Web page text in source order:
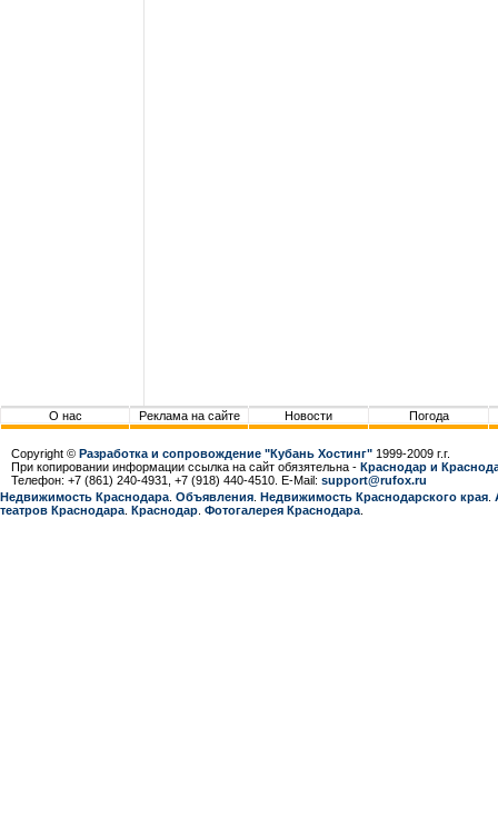
О нас Реклама на сайте Новости Погода
Copyright © Разработка и сопровождение "Кубань Хостинг" 1999-2009 г.г.
При копировании информации ссылка на сайт обязятельна - Краснодар и
Телефон: +7 (861) 240-4931, +7 (918) 440-4510. E-Mail: support@rufox.ru
Недвижимость Краснодара Объявления Недвижимость Краснодарcкого края
театров Краснодара Краснодар Фотогалерея Краснодара